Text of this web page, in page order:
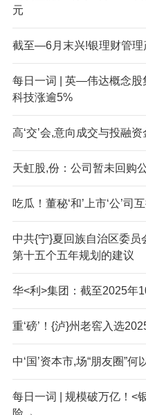
元
截至—6月末兴!银理财管理
每日一词 | 英—伟达概念股
科技涨逾5%
高‘交’会,意向成交与投融
天虹股,份：公司暂未回购
吃瓜！董秘‘和’上市‘公’司
中共{宁}夏回族自治区委
第十五个五年规划的建议
华<利>集团：截至2025年
重‘磅’！{泸}州老窖入选
中‘国’资本市,场“朋友圈”何
每日一词 | 规模破万亿！<